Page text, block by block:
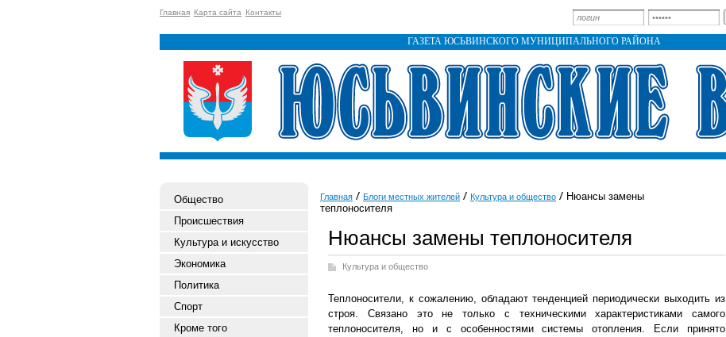
Главная Карта сайта Контакты
ГАЗЕТА ЮСЬВИНСКОГО МУНИЦИПАЛЬНОГО РАЙОНА
Общество
Происшествия
Культура и искусство
Экономика
Политика
Спорт
Кроме того
Главная Блоги местных жителей Культура и общество
Нюансы замены
теплоносителя
Нюансы замены теплоносителя
Культура и общество
Теплоносители, к сожалению, обладают тенденцией периодически выходить из
строя. Связано это не только с техническими характеристиками самого
теплоносителя, но и с особенностями системы отопления. Если принято